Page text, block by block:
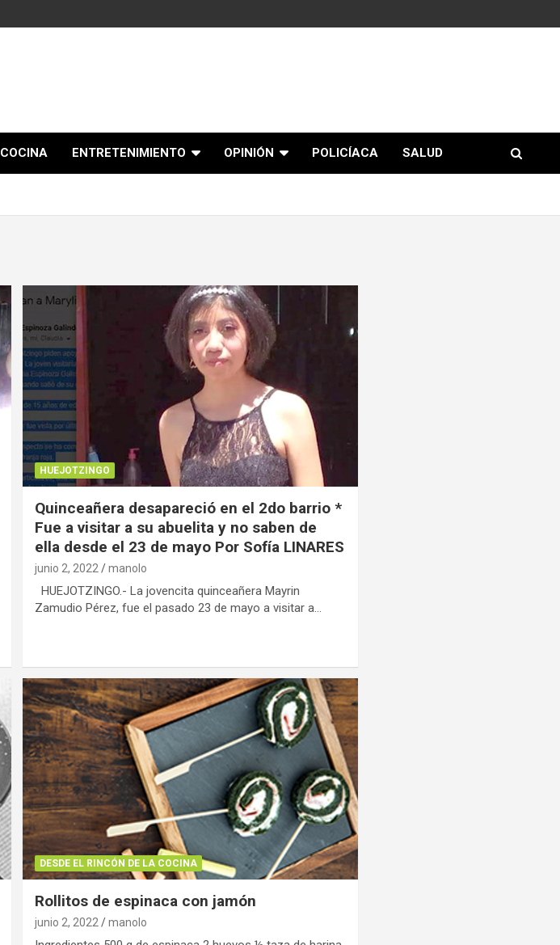
COCINA ENTRETENIMIENTO OPINIÓN POLICÍACA SALUD
HUEJOTZINGO
Quinceañera desapareció en el 2do barrio *
Fue a visitar a su abuelita y no saben de
ella desde el 23 de mayo Por Sofía LINARES
junio 2, 2022 manolo
HUEJOTZINGO.- La jovencita quinceañera Mayrin
Zamudio Pérez, fue el pasado 23 de mayo a visitar a…
DESDE EL RINCÓN DE LA COCINA
Rollitos de espinaca con jamón
junio 2, 2022 manolo